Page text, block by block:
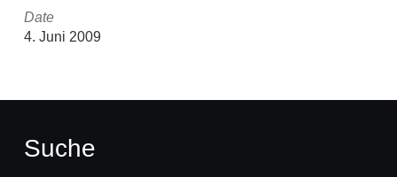
Date
4. Juni 2009
Suche